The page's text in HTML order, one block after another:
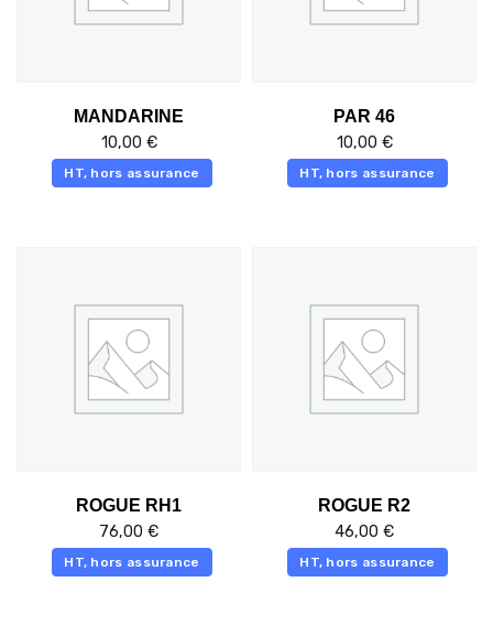
MANDARINE
10,00 €
HT, hors assurance
PAR 46
10,00 €
HT, hors assurance
ROGUE RH1
76,00 €
HT, hors assurance
ROGUE R2
46,00 €
HT, hors assurance